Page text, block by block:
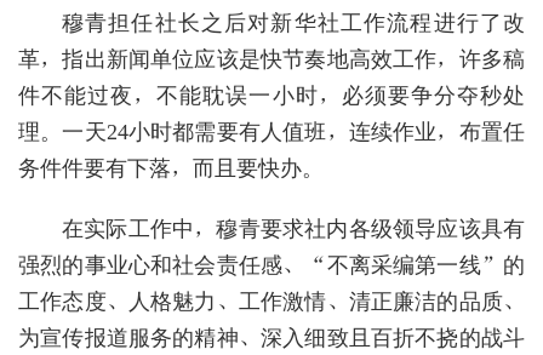
穆青担任社长之后对新华社工作流程进行了改
革，指出新闻单位应该是快节奏地高效工作，许多稿
件不能过夜，不能耽误一小时，必须要争分夺秒处
理。一天24小时都需要有人值班，连续作业，布置任
务件件要有下落，而且要快办。
在实际工作中，穆青要求社内各级领导应该具有
强烈的事业心和社会责任感、“不离采编第一线”的
工作态度、人格魅力、工作激情、清正廉洁的品质、
为宣传报道服务的精神、深入细致且百折不挠的战斗